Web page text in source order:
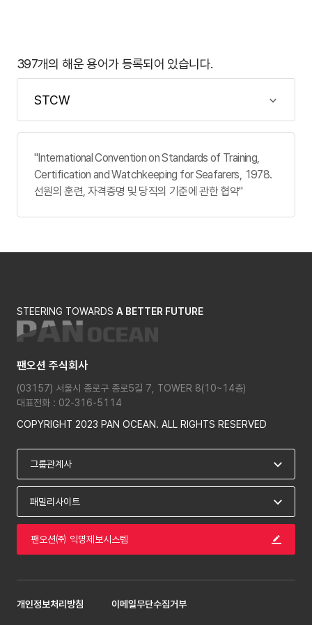
397개의 해운 용어가 등록되어 있습니다.
"International Convention on Standards of Training,
Certification and Watchkeeping for Seafarers, 1978.
선원의 훈련, 자격증명 및 당직의 기준에 관한 협약"
STEERING TOWARDS A BETTER FUTURE
팬오션 주식회사
(03157) 서울시 종로구 종로5길 7, TOWER 8(10~14층)
대표전화 : 02-316-5114
COPYRIGHT 2023 PAN OCEAN. ALL RIGHTS RESERVED
팬오션㈜ 익명제보시스템
개인정보처리방침 이메일무단수집거부